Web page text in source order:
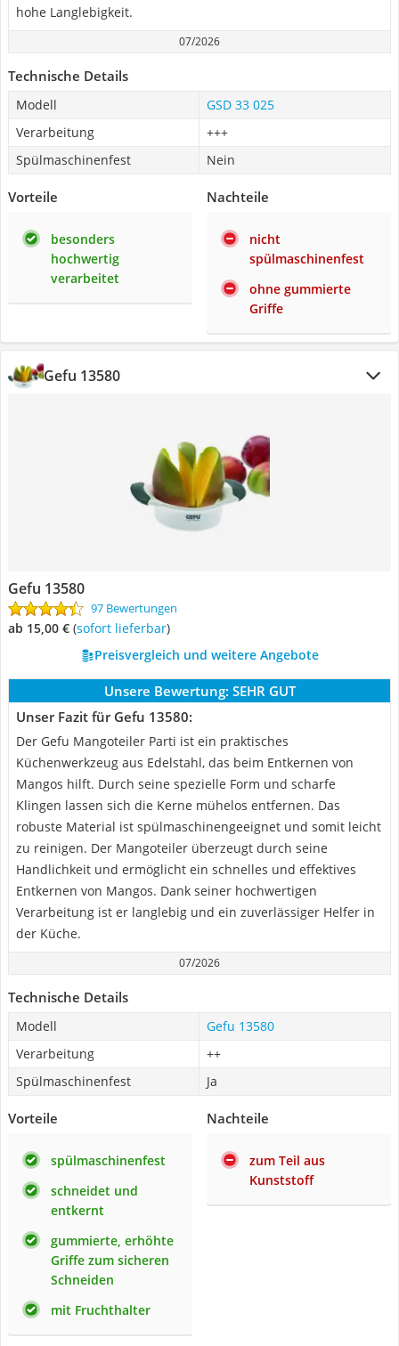
hohe Langlebigkeit.
07/2026
Technische Details
Modell
GSD 33 025
Verarbeitung
+++
Spülmaschinenfest
Nein
Vorteile
besonders
hochwertig
verarbeitet
Nachteile
nicht
spülmaschinenfest
ohne gummierte
Griffe
Gefu 13580
Gefu 13580
97 Bewertungen
ab 15,00 € ( Sofort lieferbar)
Preisvergleich und weitere Angebote
Unsere Bewertung: SEHR GUT
Unser Fazit für Gefu 13580:
Der Gefu Mangoteiler Parti ist ein praktisches
Küchenwerkzeug aus Edelstahl, das beim Entkernen von
Mangos hilft. Durch seine spezielle Form und scharfe
Klingen lassen sich die Kerne mühelos entfernen. Das
robuste Material ist spülmaschinengeeignet und somit leicht
zu reinigen. Der Mangoteiler überzeugt durch seine
Handlichkeit und ermöglicht ein schnelles und effektives
Entkernen von Mangos. Dank seiner hochwertigen
Verarbeitung ist er langlebig und ein zuverlässiger Helfer in
der Küche.
07/2026
Technische Details
Modell
Gefu 13580
Verarbeitung
++
Spülmaschinenfest
Ja
Vorteile
spülmaschinenfest
schneidet und
entkernt
gummierte, erhöhte
Griffe zum sicheren
Schneiden
mit Fruchthalter
Nachteile
zum Teil aus
Kunststoff